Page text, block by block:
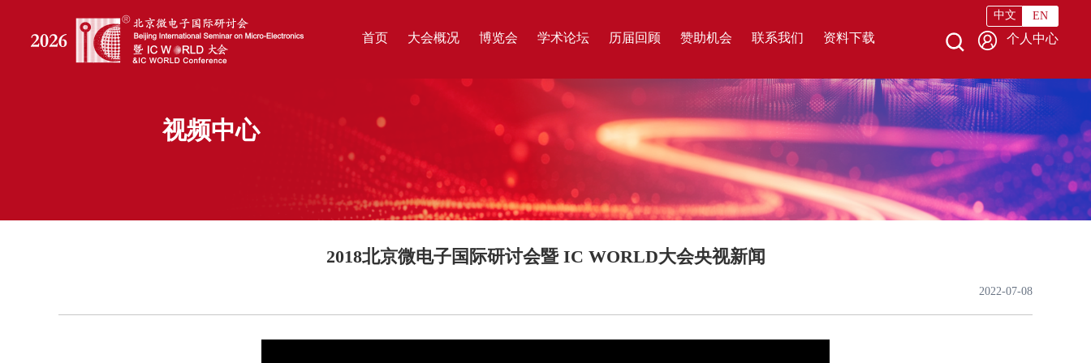
首页 大会概况 博览会 学术论坛 历届回顾 赞助机会 联系我们 资料下载
EN
中文
个人中心
视频中心
2018北京微电子国际研讨会暨 IC WORLD大会央视新闻
2022-07-08